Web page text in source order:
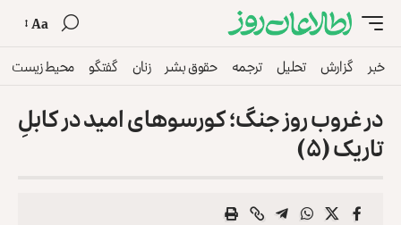
Aa
خبر گزارش تحلیل ترجمه حقوق بشر زنان گفتگو محیط زیست
در غروب روز جنگ؛ کورسوهای امید در کابلِ
تاریک (۵)